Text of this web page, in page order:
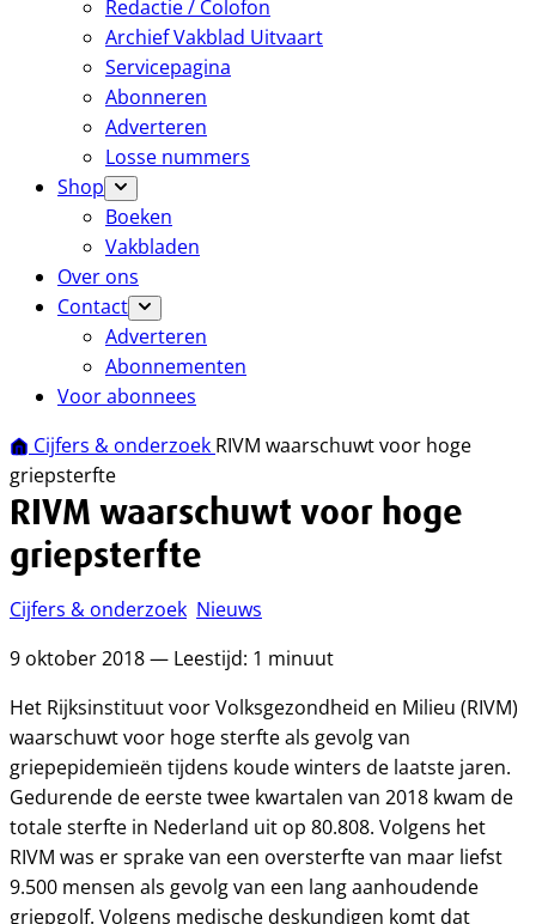
Redactie / Colofon
Archief Vakblad Uitvaart
Servicepagina
Abonneren
Adverteren
Losse nummers
Shop
Boeken
Vakbladen
Over ons
Contact
Adverteren
Abonnementen
Voor abonnees
Cijfers & onderzoek RIVM waarschuwt voor hoge
griepsterfte
RIVM waarschuwt voor hoge
griepsterfte
Cijfers & onderzoek Nieuws
9 oktober 2018 — Leestijd: 1 minuut
Het Rijksinstituut voor Volksgezondheid en Milieu (RIVM)
waarschuwt voor hoge sterfte als gevolg van
griepepidemieën tijdens koude winters de laatste jaren.
Gedurende de eerste twee kwartalen van 2018 kwam de
totale sterfte in Nederland uit op 80.808. Volgens het
RIVM was er sprake van een oversterfte van maar liefst
9.500 mensen als gevolg van een lang aanhoudende
griepgolf. Volgens medische deskundigen komt dat